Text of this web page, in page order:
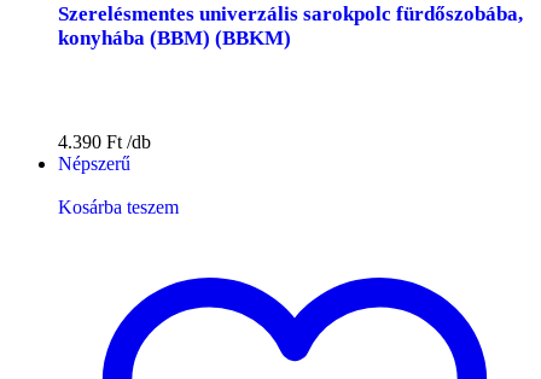
Szerelésmentes univerzális sarokpolc fürdőszobába,
konyhába (BBM) (BBKM)
4.390 Ft
Népszerű
Kosárba teszem